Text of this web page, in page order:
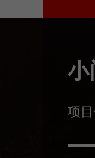
小
项